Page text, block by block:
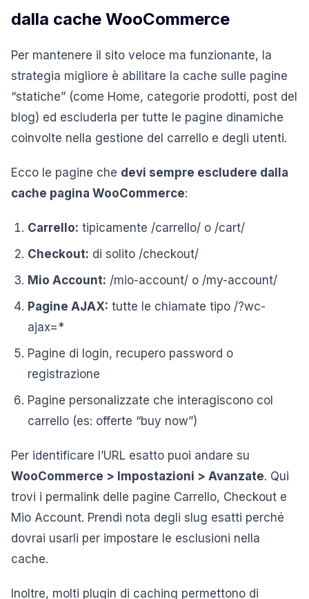
dalla cache WooCommerce
Per mantenere il sito veloce ma funzionante, la
strategia migliore è abilitare la cache sulle pagine
“statiche” (come Home, categorie prodotti, post del
blog) ed escluderla per tutte le pagine dinamiche
coinvolte nella gestione del carrello e degli utenti.
Ecco le pagine che devi sempre escludere dalla
cache pagina WooCommerce:
Carrello: tipicamente /carrello/ o /cart/
Checkout: di solito /checkout/
Mio Account: /mio-account/ o /my-account/
Pagine AJAX: tutte le chiamate tipo /?wc-
ajax=*
Pagine di login, recupero password o
registrazione
Pagine personalizzate che interagiscono col
carrello (es: offerte “buy now”)
Per identificare l’URL esatto puoi andare su
WooCommerce > Impostazioni > Avanzate. Qui
trovi i permalink delle pagine Carrello, Checkout e
Mio Account. Prendi nota degli slug esatti perché
dovrai usarli per impostare le esclusioni nella
cache.
Inoltre, molti plugin di caching permettono di